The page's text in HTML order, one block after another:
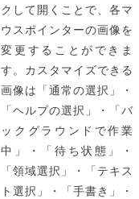
クして開くことで、各マ
ウスポインターの画像を
変更することができま
す。カスタマイズできる
画像は「通常の選択」・
「ヘルプの選択」・「バ
ックグラウンドで作業
中」・「待ち状態」・
「領域選択」・「テキス
ト選択」・「手書き」・